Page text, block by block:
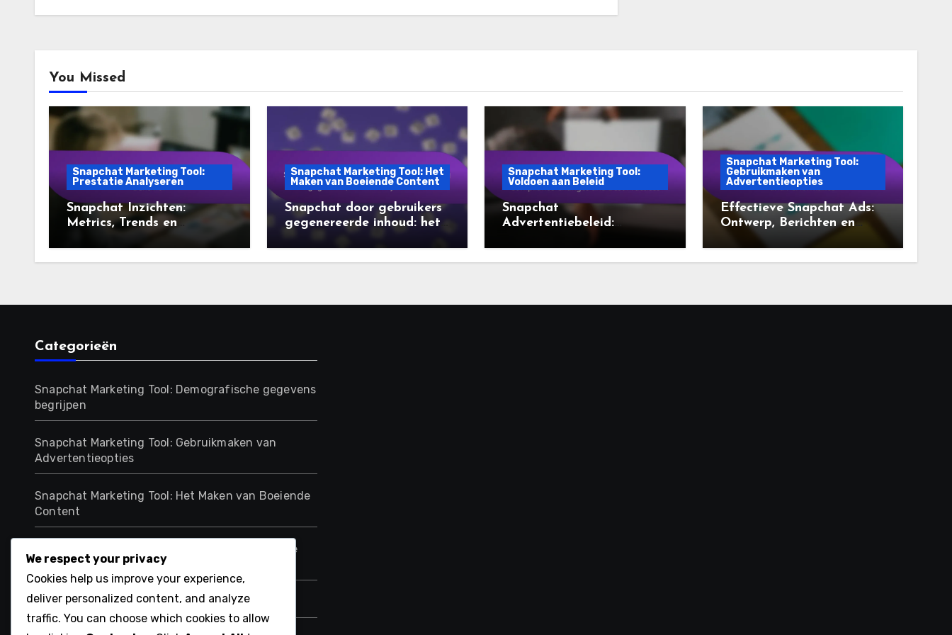
You Missed
Snapchat Marketing Tool:
Prestatie Analyseren
Snapchat Inzichten:
Metrics, Trends en
Snapchat Marketing Tool: Het
Maken van Boeiende Content
Snapchat door gebruikers
gegenereerde inhoud: het
stimuleren van
betrokkenheid,
Snapchat Marketing Tool:
Voldoen aan Beleid
Snapchat
Advertentiebeleid:
Wijzigingen en Best
Snapchat Marketing Tool:
Gebruikmaken van
Advertentieopties
Effectieve Snapchat Ads:
Ontwerp, Berichten en
Prestaties
Categorieën
Snapchat Marketing Tool: Demografische gegevens
begrijpen
Snapchat Marketing Tool: Gebruikmaken van
Advertentieopties
Snapchat Marketing Tool: Het Maken van Boeiende
Content
Snapchat Marketing Tool: Integratie met Andere
Kanalen
Snapchat Marketing Tool: Prestatie Analyseren
We respect your privacy
Cookies help us improve your experience,
deliver personalized content, and analyze
traffic. You can choose which cookies to allow